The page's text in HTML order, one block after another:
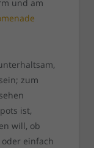
und am
zum
ist,
will, ob
einfach